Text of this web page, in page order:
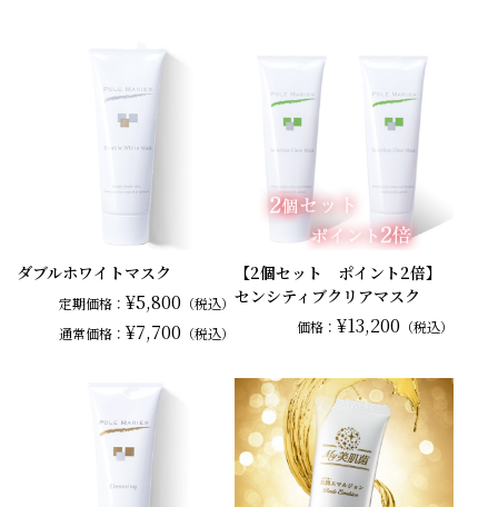
ダブルホワイトマスク
定期価格：¥5,800 （税込）
通常価格：¥7,700 （税込）
【2個セット ポイント2倍】
センシティブクリアマスク
価格： ¥13,200 （税込）